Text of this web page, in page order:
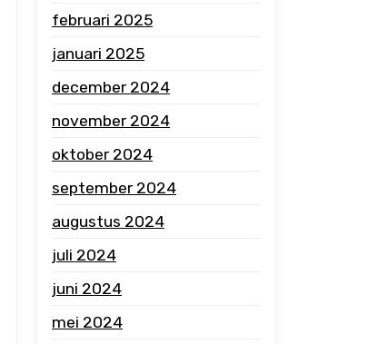
februari 2025
januari 2025
december 2024
november 2024
oktober 2024
september 2024
augustus 2024
juli 2024
juni 2024
mei 2024